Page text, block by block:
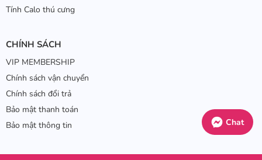
Tính Calo thú cưng
CHÍNH SÁCH
VIP MEMBERSHIP
Chính sách vận chuyển
Chính sách đổi trả
Bảo mật thanh toán
Bảo mật thông tin
Chat